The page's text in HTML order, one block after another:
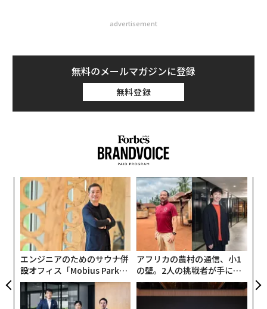
advertisement
無料のメールマガジンに登録
無料登録
エンジニアのためのサウナ併
設オフィス「Mobius Park」
がオープン──タマディック
が健康経営を徹底する理由
アフリカの農村の通信、小1
の壁。2人の挑戦者が手にし
た「次なる武器」